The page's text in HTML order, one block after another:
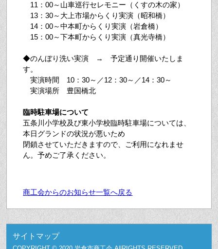
11：00～山車巡行セレモニー（くすの木の家）
13：30～大上市場からくり実演（昭和橋）
14：00～中本町からくり実演（岩倉橋）
15：00～下本町からくり実演（真光寺橋）
◆のんぼり洗い実演 → 予定通り開催いたしま
す。
実演時間 10：30～／12：30～／14：30～
実演場所 豊国橋北
臨時駐車場について
五条川小学校及び東小学校臨時駐車場については、
本日グランドの状況が悪いため
閉鎖させていただきますので、ご利用になれませ
ん。予めご了承ください。
商工会からのお知らせ一覧へ戻る
サイトマップ